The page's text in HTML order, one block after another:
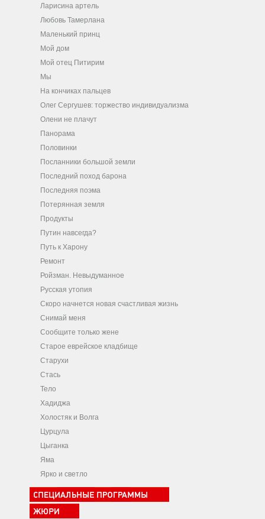
Ларисина артель
Любовь Тамерлана
Маленький принц
Мой дом
Мой отец Питирим
Мы
На кончиках пальцев
Олег Сергушев: торжество индивидуализма
Олени не плачут
Панорама
Половинки
Посланники большой земли
Последний поход барона
Последняя поэма
Потерянная земля
Продукты
Путин навсегда?
Путь к Харону
Ремонт
Ройзман. Невыдуманное
Русская утопия
Скоро начнется новая счастливая жизнь
Снимай меня
Сообщите только жене
Старое еврейское кладбище
Старухи
Стась
Тело
Хадиджа
Холостяк и Волга
Цурцула
Цыганка
Яма
Ярко и светло